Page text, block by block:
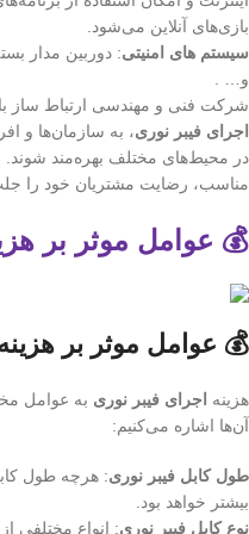
بازی‌های آنلاین می‌شود.
سیستم های امنیتی: دوربین مدار
و… .
شرکت فنی و مهندسی ارتباط ساز
اجرای فیبر نوری، به سازمان‌ها و
در محیط‌های مختلف بهره‌مند شوند.
مناسب، رضایت مشتریان خود را
💰 عوامل موثر بر
💰 عوامل موثر بر
هزینه اجرای فیبر نوری به عوامل
آن‌ها اشاره می‌کنیم:
طول کابل فیبر نوری: هرچه طول
بیشتر خواهد بود.
نوع کابل فیبر نوری: انواع مختلفی